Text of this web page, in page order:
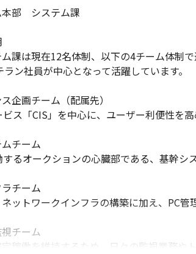
部　システム課
課は現在12名体制、以下の4チーム体制で
ン社員が中心となって活躍しています。
企画チーム（配属先）
ス「CIS」を中心に、ユーザー利便性を
チーム
るオークションの心臓部である、基幹シ
チーム
ットワークインフラの構築に加え、PC管
チーム
定稼働を維持するため、日々の監視業務や